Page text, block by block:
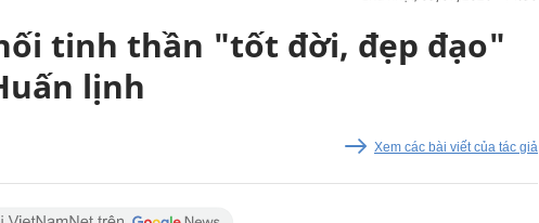
tinh thần "tốt đời, đẹp đạo"
lịnh
Xem các bài viết của tác giả